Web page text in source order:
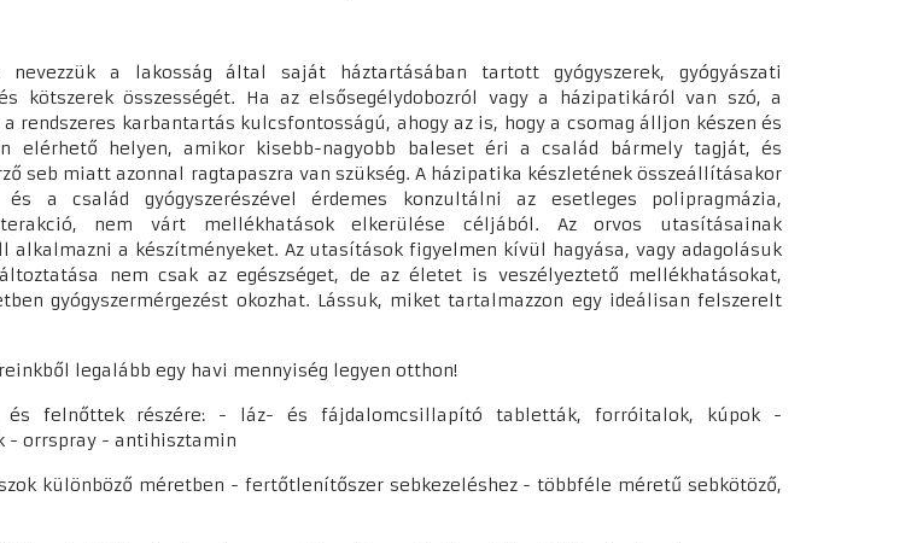
nevezzük a lakosság által saját háztartásában tartott gyógyszerek, gyógyászati
és kötszerek összességét. Ha az elsősegélydobozról vagy a házipatikáról van szó, a
rendszeres karbantartás kulcsfontosságú, ahogy az is, hogy a csomag álljon készen és
elérhető helyen, amikor kisebb-nagyobb baleset éri a család bármely tagját, és
seb miatt azonnal ragtapaszra van szükség. A házipatika készletének összeállításakor
a család gyógyszerészével érdemes konzultálni az esetleges polipragmázia,
nem várt mellékhatások elkerülése céljából. Az orvos utasításainak
alkalmazni a készítményeket. Az utasítások figyelmen kívül hagyása, vagy adagolásuk
nem csak az egészséget, de az életet is veszélyeztető mellékhatásokat,
gyógyszermérgezést okozhat. Lássuk, miket tartalmazzon egy ideálisan felszerelt
legalább egy havi mennyiség legyen otthon!
és felnőttek részére: - láz- és fájdalomcsillapító tabletták, forróitalok, kúpok -
- orrspray - antihisztamin
különböző méretben - fertőtlenítőszer sebkezeléshez - többféle méretű sebkötöző,